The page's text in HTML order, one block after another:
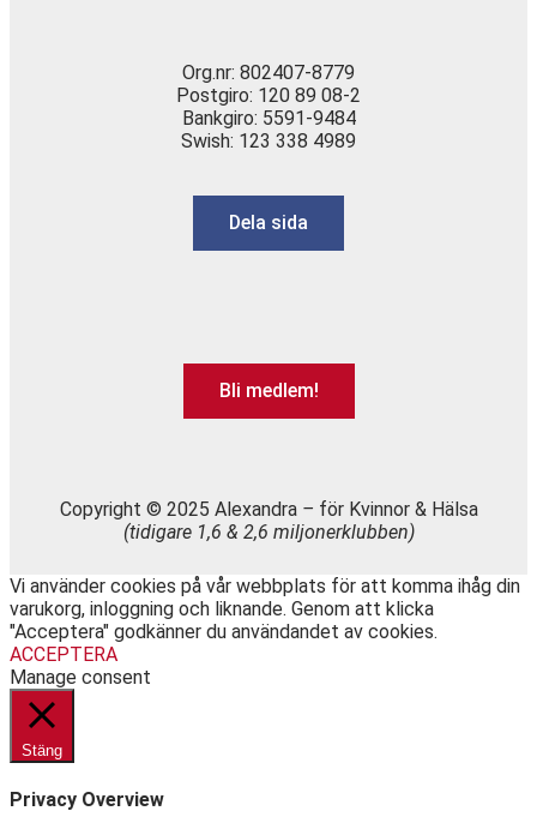
Org.nr: 802407-8779
Postgiro: 120 89 08-2
Bankgiro: 5591-9484
Swish: 123 338 4989
Dela sida
Bli medlem!
Copyright © 2025 Alexandra – för Kvinnor & Hälsa
(tidigare 1,6 & 2,6 miljonerklubben)
Vi använder cookies på vår webbplats för att komma ihåg din
varukorg, inloggning och liknande. Genom att klicka
"Acceptera" godkänner du användandet av cookies.
ACCEPTERA
Manage consent
Stäng
Privacy Overview